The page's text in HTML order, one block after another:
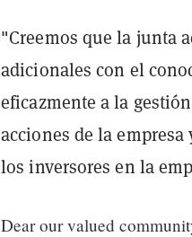
"Creemos que la junta
adicionales con el
eficazmente a la
acciones de la
los inversores en la
Dear our valued